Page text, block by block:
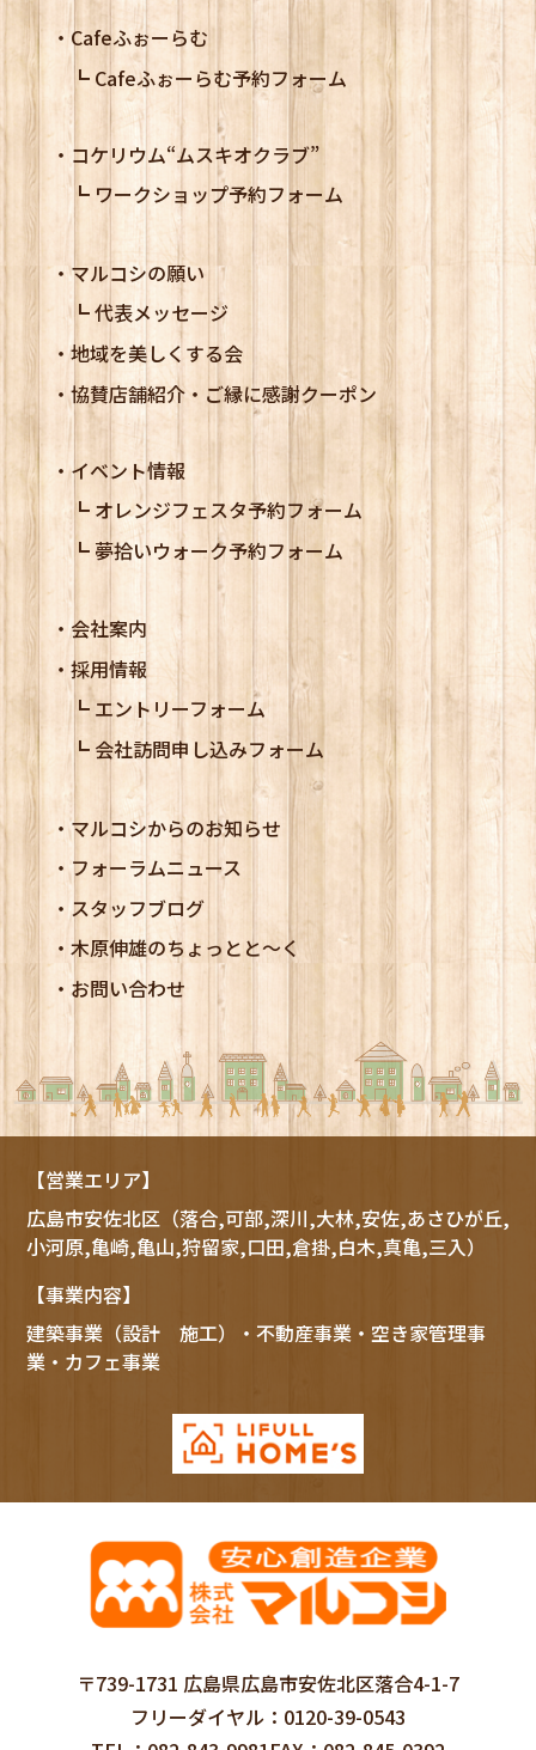
Cafeふぉーらむ
Cafeふぉーらむ予約フォーム
コケリウム“ムスキオクラブ”
ワークショップ予約フォーム
マルコシの願い
代表メッセージ
地域を美しくする会
協賛店舗紹介・ご縁に感謝クーポン
イベント情報
オレンジフェスタ予約フォーム
夢拾いウォーク予約フォーム
会社案内
採用情報
エントリーフォーム
会社訪問申し込みフォーム
マルコシからのお知らせ
フォーラムニュース
スタッフブログ
木原伸雄のちょっとと～く
お問い合わせ
【営業エリア】
広島市安佐北区（落合,可部,深川,大林,安佐,あさひが丘,
小河原,亀崎,亀山,狩留家,口田,倉掛,白木,真亀,三入）
【事業内容】
建築事業（設計 施工）・不動産事業・空き家管理事
業・カフェ事業
〒739-1731 広島県広島市安佐北区落合4-1-7
フリーダイヤル
0120-39-0543